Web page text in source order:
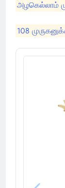
அழகெல்லாம்
108